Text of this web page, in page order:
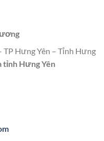
TP Hưng Yên – Tỉnh Hưng
tỉnh Hưng Yên